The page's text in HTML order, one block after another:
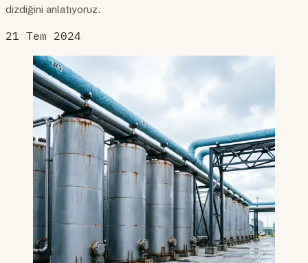
dizdiğini anlatıyoruz.
21 Tem 2024